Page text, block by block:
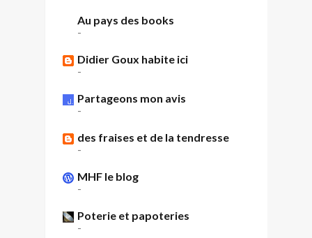
Au pays des books
-
Didier Goux habite ici
-
Partageons mon avis
-
des fraises et de la tendresse
-
MHF le blog
-
Poterie et papoteries
-